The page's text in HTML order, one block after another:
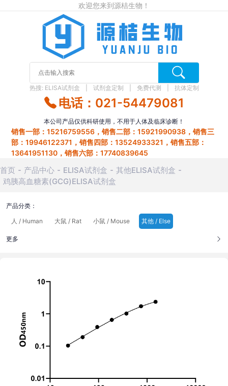
欢迎您来到源桔生物！
热搜: ELISA试剂盒 试剂盒定制 免费代测 抗体定制
电话：021-54479081
本公司产品仅供科研使用，不用于人体及临床诊断！
销售一部：15216759556，销售二部：15921990938，销售三
部：19946122371，销售四部：13524933321，销售五部：
13641951130，销售六部：17740839645
首页 产品中心 ELISA试剂盒
其他ELISA试剂盒
鸡胰高血糖素(GCG)ELISA试剂盒
产品分类：
人 / Human
大鼠 / Rat 小鼠 / Mouse 其他 / Else
更多